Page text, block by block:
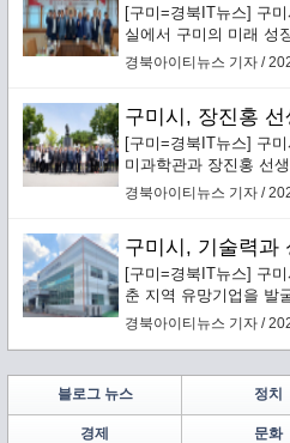
[구미=경북IT뉴스] 구
실에서 구미의 미래 성
신TF 추진단’(이하 혁
경북아이티뉴스 기자 /
구미시, 장진홍
[구미=경북IT뉴스] 구
미과학관과 장진홍 선
국정신을 기리는 ‘순국
경북아이티뉴스 기자 /
[구미=경북IT뉴스] 구
춘 지역 유망기업을 발
구미에 본사를 둔 배터
점을 구축한다.
경북아이티뉴스 기자 /
블로그 뉴스 정치
경제 문화